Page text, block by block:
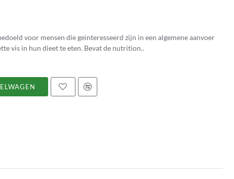
voor mensen die geïnteresseerd zijn in een algemene aanvoer
vis in hun dieet te eten. Bevat de nutrition..